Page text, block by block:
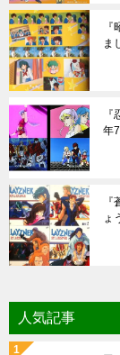
ま
年
ょ
人気記事